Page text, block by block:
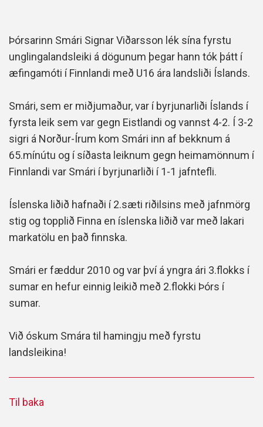
Þórsarinn Smári Signar Viðarsson lék sína fyrstu
unglingalandsleiki á dögunum þegar hann tók þátt í
æfingamóti í Finnlandi með U16 ára landsliði Íslands.
Smári, sem er miðjumaður, var í byrjunarliði Íslands í
fyrsta leik sem var gegn Eistlandi og vannst 4-2. Í 3-2
sigri á Norður-Írum kom Smári inn af bekknum á
65.mínútu og í síðasta leiknum gegn heimamönnum í
Finnlandi var Smári í byrjunarliði í 1-1 jafntefli.
Íslenska liðið hafnaði í 2.sæti riðilsins með jafnmörg
stig og topplið Finna en íslenska liðið var með lakari
markatölu en það finnska.
Smári er fæddur 2010 og var því á yngra ári 3.flokks í
sumar en hefur einnig leikið með 2.flokki Þórs í
sumar.
Við óskum Smára til hamingju með fyrstu
landsleikina!
Til baka